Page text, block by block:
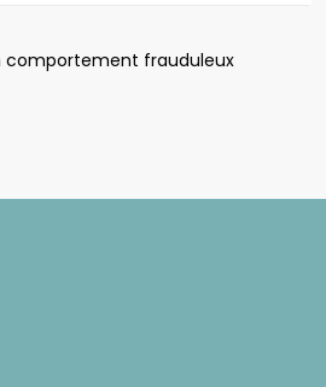
comportement frauduleux